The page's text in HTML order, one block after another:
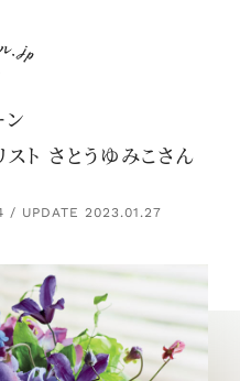
ト さとうゆみこさん
/ UPDATE 2023.01.27